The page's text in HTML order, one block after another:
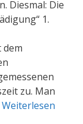
Diesmal: Die
1.
zu. Man
Weiterlesen